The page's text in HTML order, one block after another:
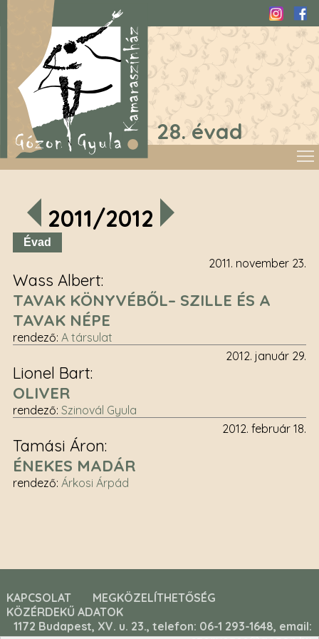
28. évad
2011/2012
Évad
2011. november 23.
Wass Albert
TAVAK KÖNYVÉBŐL– SZILLE ÉS A
TAVAK NÉPE
rendező: A társulat
2012. január 29.
Lionel Bart
OLIVER
rendező: Szinovál Gyula
2012. február 18.
Tamási Áron
ÉNEKES MADÁR
rendező: Árkosi Árpád
KAPCSOLAT
MEGKÖZELÍTHETŐSÉG
KÖZÉRDEKŰ ADATOK
1172 Budapest, XV. u. 23., telefon: 06-1 293-1648, email: